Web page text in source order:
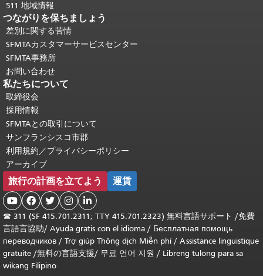
511 地域情報
つながりを保ちましょう
差別に関する苦情
SFMTAカスタマーサービスセンター
SFMTA事務所
お問い合わせ
私たちについて
取締役会
採用情報
SFMTAとの取引について
サンフランシスコ市郡
利用規約／プライバシーポリシー
アーカイブ
旅行の計画を立てよう 運賃
    
☎ 311 (SF 415.701.2311; TTY 415.701.2323) 無料言語サポート /免費
言語言協助/ Ayuda gratis con el idioma / Бесплатная помощь
переводчиков / Trợ giúp Thông dịch Miễn phí/ Assistance linguistique
gratuite /無料の言語支援/ 무료 언어 지원 / Libreng tulong para sa
wikang Filipino